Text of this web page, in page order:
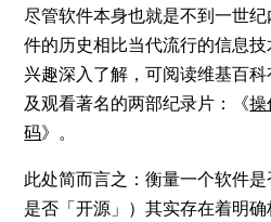
尽管软件本身也就是不到一世
件的历史相比当代流行的信息
兴趣深入了解，可阅读维基百科
及观看著名的两部纪录片：《操
码》。
此处简而言之：衡量一个软件
是否「开源」）其实存在着明